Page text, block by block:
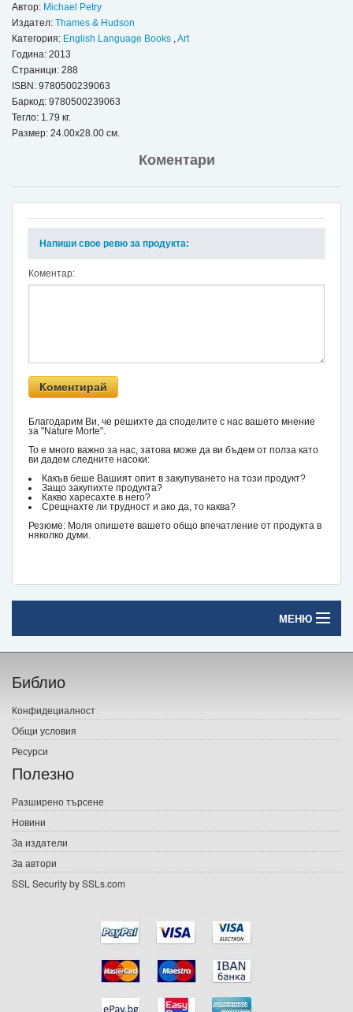
Автор: Michael Petry
Издател: Thames & Hudson
Категория: English Language Books ,Art
Година: 2013
Страници: 288
ISBN: 9780500239063
Баркод: 9780500239063
Тегло: 1.79 кг.
Размер: 24.00x28.00 см.
Коментари
Напиши свое ревю за продукта:
Коментар:
Благодарим Ви, че решихте да споделите с нас вашето мнение
за "Nature Morte".
То е много важно за нас, затова може да ви бъдем от полза като
ви дадем следните насоки:
Какъв беше Вашият опит в закупуването на този продукт?
Защо закупихте продукта?
Какво харесахте в него?
Срещнахте ли трудност и ако да, то каква?
Резюме: Моля опишете вашето общо впечатление от продукта в
няколко думи.
МЕНЮ
Начало
Печатни книги
Електронни книги
Е-списания
Подаръци
Ваучери
Библио
Конфидециалност
Общи условия
Ресурси
Полезно
Разширено търсене
Новини
За издатели
За автори
SSL Security by SSLs.com